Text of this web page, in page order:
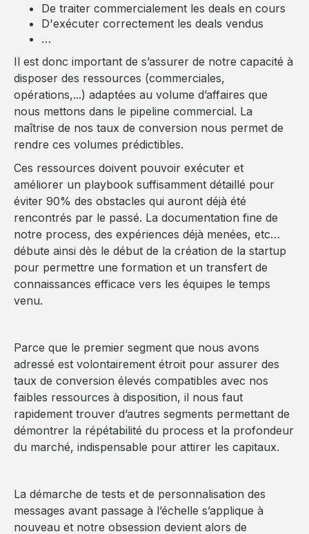
De traiter commercialement les deals en cours
D'exécuter correctement les deals vendus
…
Il est donc important de s’assurer de notre capacité à
disposer des ressources (commerciales,
opérations,...) adaptées au volume d’affaires que
nous mettons dans le pipeline commercial. La
maîtrise de nos taux de conversion nous permet de
rendre ces volumes prédictibles.
Ces ressources doivent pouvoir exécuter et
améliorer un playbook suffisamment détaillé pour
éviter 90% des obstacles qui auront déjà été
rencontrés par le passé. La documentation fine de
notre process, des expériences déjà menées, etc…
débute ainsi dès le début de la création de la startup
pour permettre une formation et un transfert de
connaissances efficace vers les équipes le temps
venu.
Parce que le premier segment que nous avons
adressé est volontairement étroit pour assurer des
taux de conversion élevés compatibles avec nos
faibles ressources à disposition, il nous faut
rapidement trouver d’autres segments permettant de
démontrer la répétabilité du process et la profondeur
du marché, indispensable pour attirer les capitaux.
La démarche de tests et de personnalisation des
messages avant passage à l’échelle s’applique à
nouveau et notre obsession devient alors de